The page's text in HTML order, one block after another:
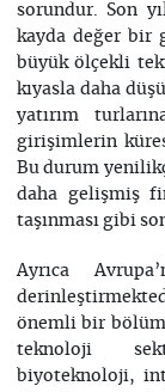
sorundur. Son
kayda değer bir
büyük ölçekli
kıyasla daha
yatırım
girişimlerin
Bu durum
daha gelişmiş
taşınması gibi
Ayrıca
önemli bir
teknoloji
biyoteknoloji,